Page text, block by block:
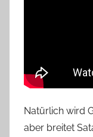
Natürlich wird
aber breitet